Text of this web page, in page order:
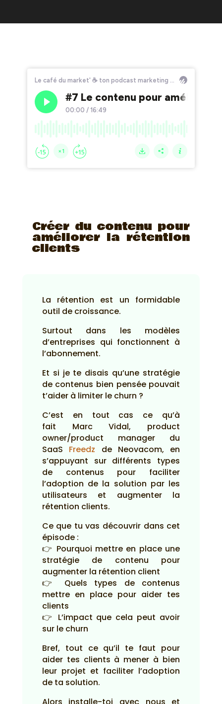
Créer du contenu pour
améliorer la rétention
clients
La rétention est un formidable
outil de croissance.
Surtout dans les modèles
d’entreprises qui fonctionnent à
l’abonnement.
Et si je te disais qu’une stratégie
de contenus bien pensée pouvait
t’aider à limiter le churn ?
C’est en tout cas ce qu’à
fait Marc Vidal, product
owner/product manager du
SaaS Freedz de Neovacom, en
s’appuyant sur différents types
de contenus pour faciliter
l’adoption de la solution par les
utilisateurs et augmenter la
rétention clients.
Ce que tu vas découvrir dans cet
épisode :
👉 Pourquoi mettre en place une
stratégie de contenu pour
augmenter la rétention client
👉 Quels types de contenus
mettre en place pour aider tes
clients
👉 L’impact que cela peut avoir
sur le churn
Bref, tout ce qu’il te faut pour
aider tes clients à mener à bien
leur projet et faciliter l’adoption
de ta solution.